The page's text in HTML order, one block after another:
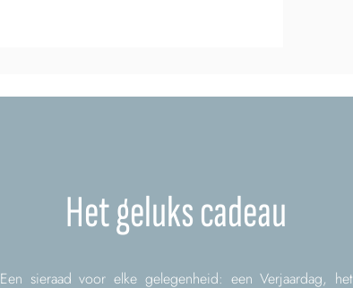
Het geluks cadeau
Een sieraad voor elke gelegenheid: een Verjaardag, het